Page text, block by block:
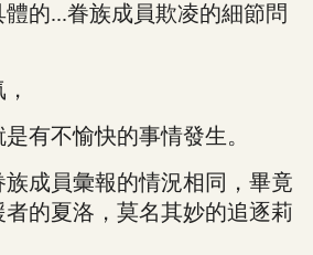
的...眷族成員欺凌的細節問
不愉快的事情發生。
成員彙報的情況相同，畢竟
的夏洛，莫名其妙的追逐莉